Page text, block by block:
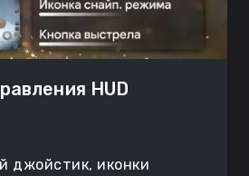
HUD
джойстик, иконки